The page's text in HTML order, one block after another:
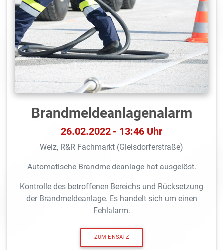
Brandmeldeanlagen­alarm
26.02.2022 - 13:46 Uhr
Weiz, R&R Fachmarkt (Gleisdorferstraße)
Automatische Brandmeldeanlage hat ausgelöst.
Kontrolle des betroffenen Bereichs und Rücksetzung
der Brandmeldeanlage. Es handelt sich um einen
Fehlalarm.
ZUM EINSATZ